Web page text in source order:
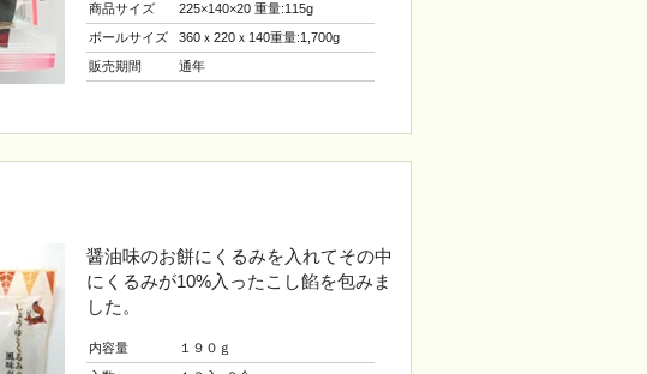
商品サイズ
225×140×20 重量:115g
ボールサイズ
360ｘ220ｘ140重量:1,700g
販売期間
通年
醤油味のお餅にくるみを入れてその中
にくるみが10%入ったこし餡を包みま
した。
内容量
１９０ｇ